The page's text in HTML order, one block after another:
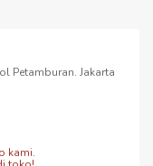
untuk pembelian mulai
berikutnya bisa di bawah
1 juta. Gunakan fitur